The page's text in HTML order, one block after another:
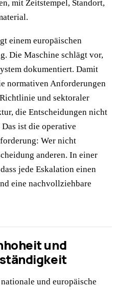
mit Zeitstempel, Standort,
einem europäischen
Die Maschine schlägt vor,
dokumentiert. Damit
normativen Anforderungen
und sektoraler
die Entscheidungen nicht
ist die operative
Wer nicht
anderen. In einer
jede Eskalation einen
eine nachvollziehbare
und
und europäische